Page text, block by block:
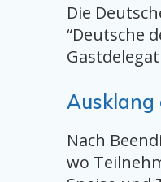
Die
“Deutsche
Ausklang
Nach
wo